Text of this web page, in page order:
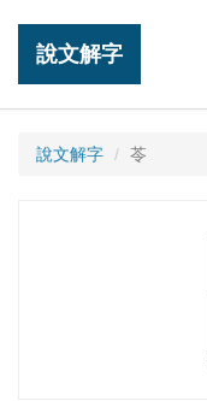
說文解字
說文解字 苓